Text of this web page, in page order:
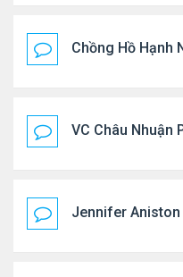
Chồng Hồ Hạnh
VC Châu Nhuận
Jennifer